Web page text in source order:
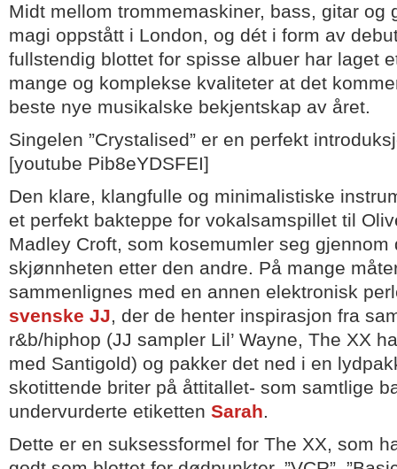
Midt mellom trommemaskiner, bass, gitar og
magi oppstått i London, og dét i form av
fullstendig blottet for spisse albuer har laget
mange og komplekse kvaliteter at det
beste nye musikalske bekjentskap av året.
Singelen ”Crystalised” er en perfekt
[youtube Pib8eYDSFEI]
Den klare, klangfulle og minimalistiske
et perfekt bakteppe for vokalsamspillet til
Madley Croft, som kosemumler seg
skjønnheten etter den andre. På mange
sammenlignes med en annen elektronisk
svenske JJ, der de henter inspirasjon fra
r&b/hiphop (JJ sampler Lil’ Wayne, The XX
med Santigold) og pakker det ned i en
skotittende briter på åttitallet- som samtlige
undervurderte etiketten Sarah.
Dette er en suksessformel for The XX, som